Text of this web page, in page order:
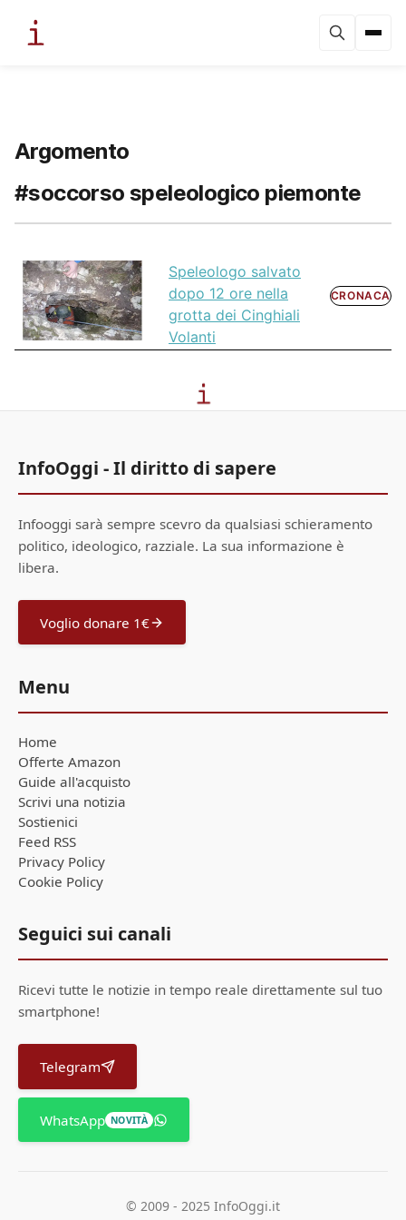
Argomento
#soccorso speleologico piemonte
Speleologo salvato
dopo 12 ore nella
grotta dei Cinghiali
Volanti
CRONACA
InfoOggi - Il diritto di sapere
Infooggi sarà sempre scevro da qualsiasi schieramento
politico, ideologico, razziale. La sua informazione è
libera.
Voglio donare 1€
Menu
Home
Offerte Amazon
Guide all'acquisto
Scrivi una notizia
Sostienici
Feed RSS
Privacy Policy
Cookie Policy
Seguici sui canali
Ricevi tutte le notizie in tempo reale direttamente sul tuo
smartphone!
Telegram
WhatsApp NOVITÀ
© 2009 - 2025 InfoOggi.it